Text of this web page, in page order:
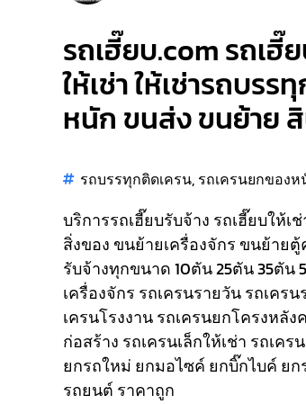
รถเฮี๊ยบ.com รถเฮี๊
ให้เช่า ให้เช่ารถบร
หนัก ขนส่ง ขนย้าย
รถบรรทุกติดเครน, รถเครนยกของห
บริการรถเฮี๊ยบรับจ้าง รถเฮี๊ยบให้
สิ่งของ ขนย้ายเครื่องจักร ขนย้าย
รับจ้างทุกขนาด 10ตัน 25ตัน 35ตั
เครื่องจักร รถเครนรายวัน รถเคร
เครนโรงงาน รถเครนยกโครงหลั
ก่อสร้าง รถเครนเล็กให้เช่า รถเค
ยกรถใหม่ ยกมอไซค์ ยกบิ๊กไบค์ ย
รถยนต์ ราคาถูก